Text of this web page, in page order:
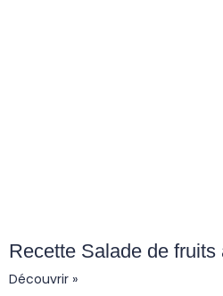
Recette Salade de
Découvrir »